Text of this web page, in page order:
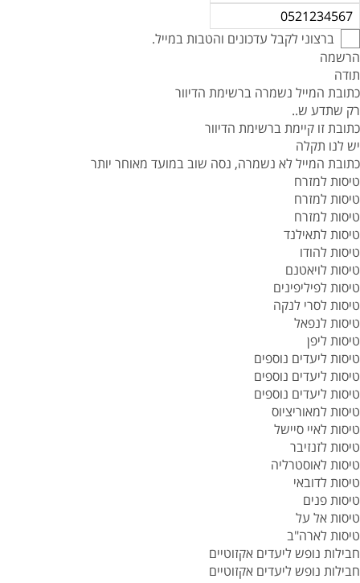
ברצוני לקבל עדכונים והטבות במייל.
הרשמה
תודה
כתובת המייל נשמרה ברשימת הדיוור
רק שתדע ש..
כתובת זו קיימת ברשימת הדיוור
יש לנו תקלה
כתובת המייל לא נשמרה, נסה שוב במועד מאוחר יותר
טיסות למזרח
טיסות למזרח
טיסות למזרח
טיסות לתאילנד
טיסות להודו
טיסות לויאטנם
טיסות לפיליפינים
טיסות לסרי לנקה
טיסות לנפאל
טיסות ליפן
טיסות ליעדים נוספים
טיסות ליעדים נוספים
טיסות ליעדים נוספים
טיסות למאוריציוס
טיסות לאיי סיישל
טיסות לזנזיבר
טיסות לאוסטרליה
טיסות לדובאי
טיסות פנים
טיסות אל על
טיסות לארה"ב
חבילות נופש ליעדים אקזוטיים
חבילות נופש ליעדים אקזוטיים